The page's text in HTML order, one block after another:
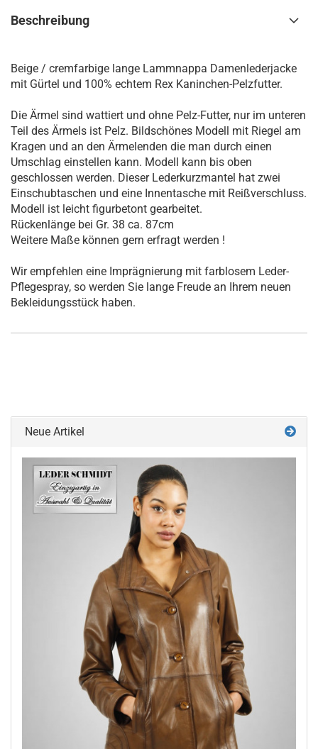
Beschreibung
Beige / cremfarbige lange Lammnappa Damenlederjacke
mit Gürtel und 100% echtem Rex Kaninchen-Pelzfutter.
Die Ärmel sind wattiert und ohne Pelz-Futter, nur im unteren
Teil des Ärmels ist Pelz. Bildschönes Modell mit Riegel am
Kragen und an den Ärmelenden die man durch einen
Umschlag einstellen kann. Modell kann bis oben
geschlossen werden. Dieser Lederkurzmantel hat zwei
Einschubtaschen und eine Innentasche mit Reißverschluss.
Modell ist leicht figurbetont gearbeitet.
Rückenlänge bei Gr. 38 ca. 87cm
Weitere Maße können gern erfragt werden !
Wir empfehlen eine Imprägnierung mit farblosem Leder-
Pflegespray, so werden Sie lange Freude an Ihrem neuen
Bekleidungsstück haben.
Neue Artikel